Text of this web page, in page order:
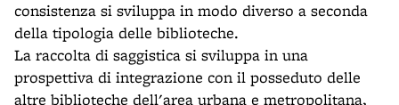
consistenza si sviluppa in modo diverso a seconda
della tipologia delle biblioteche.
La raccolta di saggistica si sviluppa in una
prospettiva di integrazione con il posseduto delle
altre biblioteche dell'area urbana e metropolitana,